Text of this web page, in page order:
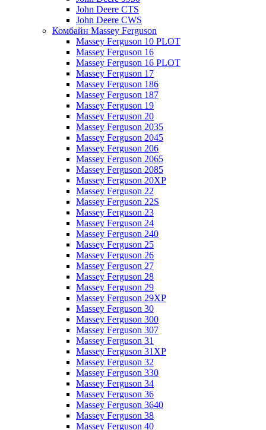
John Deere CTS
John Deere CWS
Комбайн Massey Ferguson
Massey Ferguson 10 PLOT
Massey Ferguson 16
Massey Ferguson 16 PLOT
Massey Ferguson 17
Massey Ferguson 186
Massey Ferguson 187
Massey Ferguson 19
Massey Ferguson 20
Massey Ferguson 2035
Massey Ferguson 2045
Massey Ferguson 206
Massey Ferguson 2065
Massey Ferguson 2085
Massey Ferguson 20XP
Massey Ferguson 22
Massey Ferguson 22S
Massey Ferguson 23
Massey Ferguson 24
Massey Ferguson 240
Massey Ferguson 25
Massey Ferguson 26
Massey Ferguson 27
Massey Ferguson 28
Massey Ferguson 29
Massey Ferguson 29XP
Massey Ferguson 30
Massey Ferguson 300
Massey Ferguson 307
Massey Ferguson 31
Massey Ferguson 31XP
Massey Ferguson 32
Massey Ferguson 330
Massey Ferguson 34
Massey Ferguson 36
Massey Ferguson 3640
Massey Ferguson 38
Massey Ferguson 40